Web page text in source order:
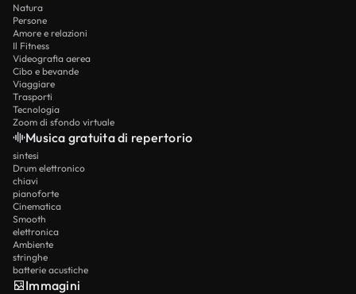
Natura
Persone
Amore e relazioni
Il Fitness
Videografia aerea
Cibo e bevande
Viaggiare
Trasporti
Tecnologia
Zoom di sfondo virtuale
Musica gratuita di repertorio
sintesi
Drum elettronico
chiavi
pianoforte
Cinematica
Smooth
elettronica
Ambiente
stringhe
batterie acustiche
Immagini